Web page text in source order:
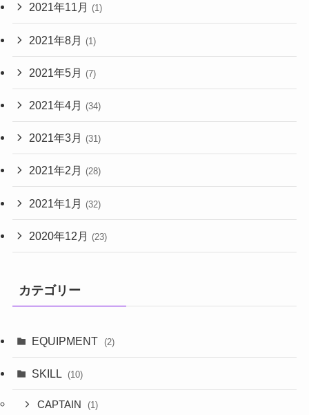
2021年11月 (1)
2021年8月 (1)
2021年5月 (7)
2021年4月 (34)
2021年3月 (31)
2021年2月 (28)
2021年1月 (32)
2020年12月 (23)
カテゴリー
EQUIPMENT (2)
SKILL (10)
CAPTAIN (1)